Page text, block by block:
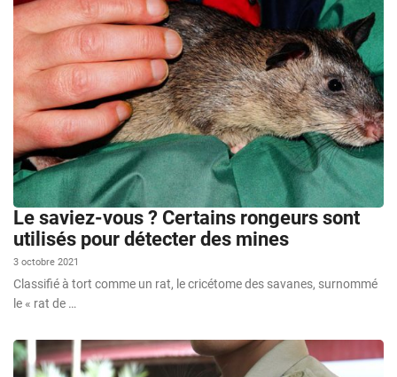
Le saviez-vous ? Certains rongeurs sont
utilisés pour détecter des mines
3 octobre 2021
Classifié à tort comme un rat, le cricétome des savanes, surnommé
le « rat de …